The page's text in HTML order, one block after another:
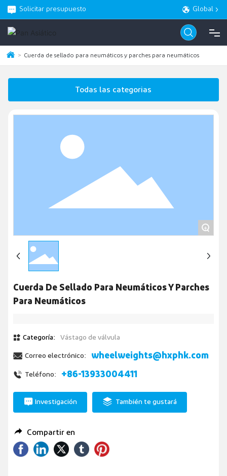
Solicitar presupuesto Global
CASA
Cuerda de sellado para neumáticos y parches para neumáticos
Todas las categorias
+
Cuerda De Sellado Para Neumáticos Y Parches
Para Neumáticos
Categoría: Vástago de válvula
Correo electrónico: wheelweights@hxphk.com
Teléfono: +86-13933004411
Investigación También te gustará
Compartir en